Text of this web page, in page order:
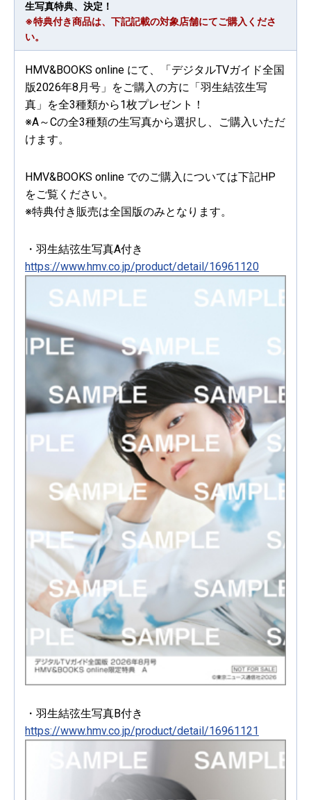
生写真特典、決定！
※特典付き商品は、下記記載の対象店舗にてご購入くださ
い。
HMV&BOOKS online にて、「デジタルTVガイド全国
版2026年8月号」をご購入の方に「羽生結弦生写
真」を全3種類から1枚プレゼント！
※A～Cの全3種類の生写真から選択し、ご購入いただ
けます。
HMV&BOOKS online でのご購入については下記HP
をご覧ください。
※特典付き販売は全国版のみとなります。
・羽生結弦生写真A付き
https://www.hmv.co.jp/product/detail/16961120
・羽生結弦生写真B付き
https://www.hmv.co.jp/product/detail/16961121